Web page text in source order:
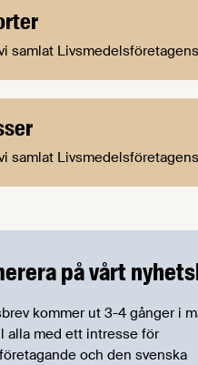
samlat
samlat
på vårt
kommer ut 3-4 gånger i
alla med ett intresse för
och den svenska